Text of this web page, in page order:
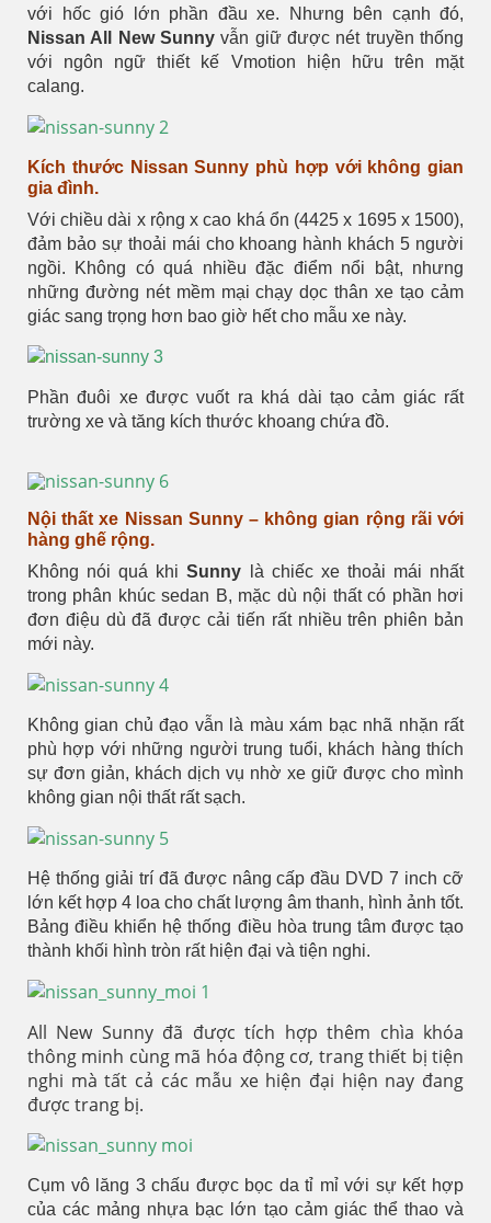
với hốc gió lớn phần đầu xe. Nhưng bên cạnh đó,
Nissan All New Sunny vẫn giữ được nét truyền thống
với ngôn ngữ thiết kế Vmotion hiện hữu trên mặt
calang.
Kích thước Nissan Sunny phù hợp với không gian
gia đình.
Với chiều dài x rộng x cao khá ổn (4425 x 1695 x 1500),
đảm bảo sự thoải mái cho khoang hành khách 5 người
ngồi. Không có quá nhiều đặc điểm nổi bật, nhưng
những đường nét mềm mại chạy dọc thân xe tạo cảm
giác sang trọng hơn bao giờ hết cho mẫu xe này.
Phần đuôi xe được vuốt ra khá dài tạo cảm giác rất
trường xe và tăng kích thước khoang chứa đồ.
Nội thất xe Nissan Sunny – không gian rộng rãi với
hàng ghế rộng.
Không nói quá khiSunny là chiếc xe thoải mái nhất
trong phân khúc sedan B, mặc dù nội thất có phần hơi
đơn điệu dù đã được cải tiến rất nhiều trên phiên bản
mới này.
Không gian chủ đạo vẫn là màu xám bạc nhã nhặn rất
phù hợp với những người trung tuổi, khách hàng thích
sự đơn giản, khách dịch vụ nhờ xe giữ được cho mình
không gian nội thất rất sạch.
Hệ thống giải trí đã được nâng cấp đầu DVD 7 inch cỡ
lớn kết hợp 4 loa cho chất lượng âm thanh, hình ảnh tốt.
Bảng điều khiển hệ thống điều hòa trung tâm được tạo
thành khối hình tròn rất hiện đại và tiện nghi.
All New Sunny đã được tích hợp thêm chìa khóa
thông minh cùng mã hóa động cơ, trang thiết bị tiện
nghi mà tất cả các mẫu xe hiện đại hiện nay đang
được trang bị.
Cụm vô lăng 3 chấu được bọc da tỉ mỉ với sự kết hợp
của các mảng nhựa bạc lớn tạo cảm giác thể thao và